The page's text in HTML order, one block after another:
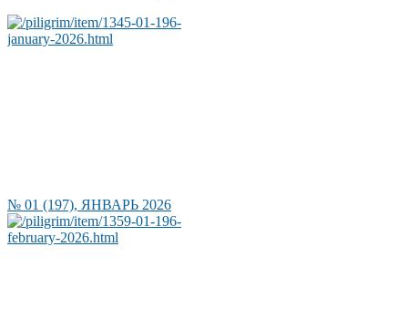
№ 01 (197), ЯНВАРЬ 2026